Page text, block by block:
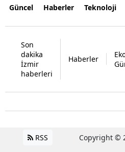
Güncel Haberler Teknoloji
Son
dakika
İzmir
haberleri
Haberler
RSS Copyright ©